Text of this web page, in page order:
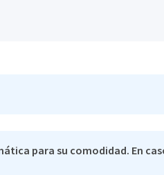
para su comodidad. En